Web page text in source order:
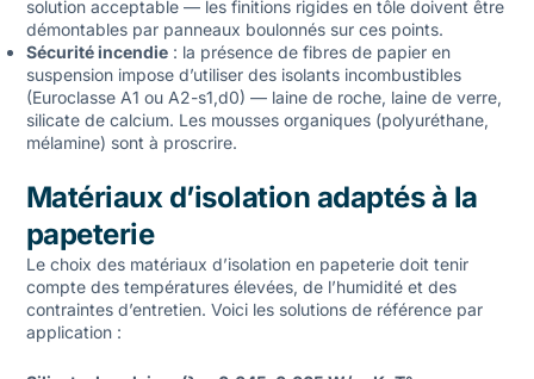
solution acceptable — les finitions rigides en tôle doivent être
démontables par panneaux boulonnés sur ces points.
Sécurité incendie: la présence de fibres de papier en
suspension impose d’utiliser des isolants incombustibles
(Euroclasse A1 ou A2-s1,d0) — laine de roche, laine de verre,
silicate de calcium. Les mousses organiques (polyuréthane,
mélamine) sont à proscrire.
Matériaux d’isolation adaptés à la
papeterie
Le choix des matériaux d’isolation en papeterie doit tenir
compte des températures élevées, de l’humidité et des
contraintes d’entretien. Voici les solutions de référence par
application :